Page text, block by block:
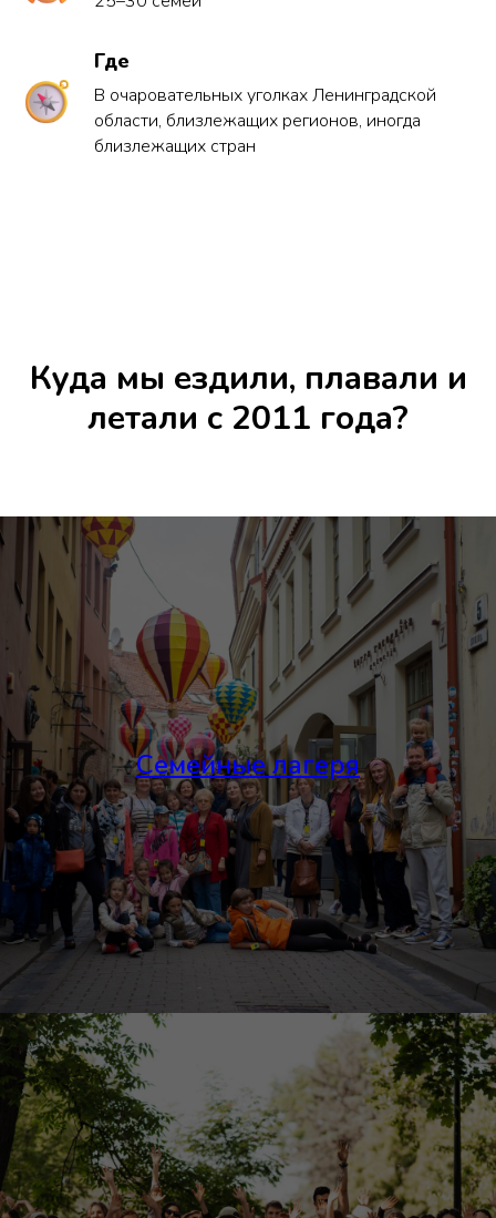
Где
В очаровательных уголках Ленинградской
области, близлежащих регионов, иногда
близлежащих стран
Куда мы ездили, плавали и
летали с 2011 года?
Семейные лагеря